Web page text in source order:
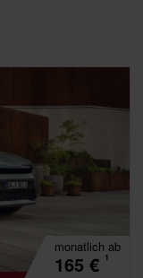
monatlich ab
165 € ¹